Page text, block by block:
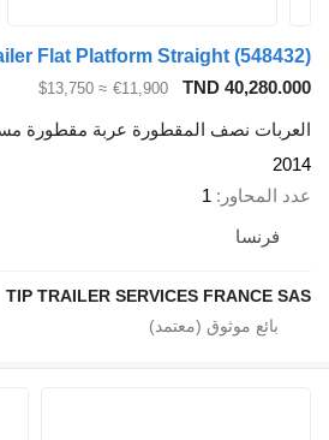
Flat Platform Straight (548432)
TND 40,280.000
€11,900
≈ $13,750
العربات نصف المقطورة عربة مقطورة
2014
عدد المحاور
1
فرنسا
TIP TRAILER SERVICES FRANCE SAS